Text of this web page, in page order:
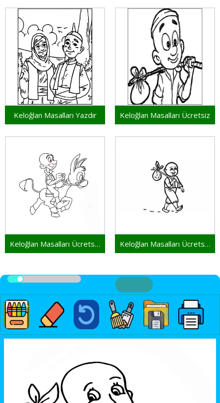
Keloğlan Masalları Yazdır Keloğlan Masalları Ücretsiz
Keloğlan Masalları Ücretsiz Yazdırılabilir Keloğlan Masalları Ücretsiz Resim